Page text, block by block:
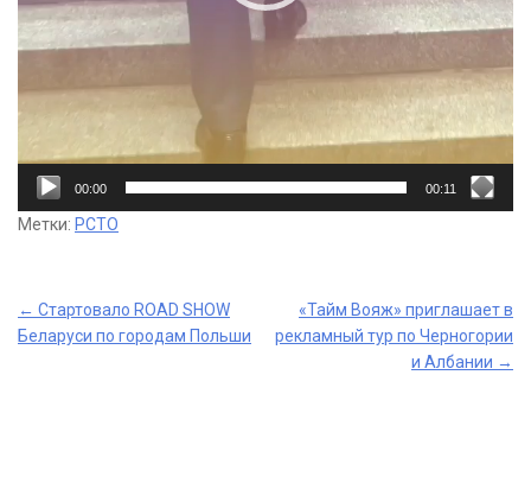
00:00 00:11
Метки: РСТО
Post
← Стартовало ROAD SHOW
Беларуси по городам Польши
«Тайм Вояж» приглашает в
рекламный тур по Черногории
и Албании →